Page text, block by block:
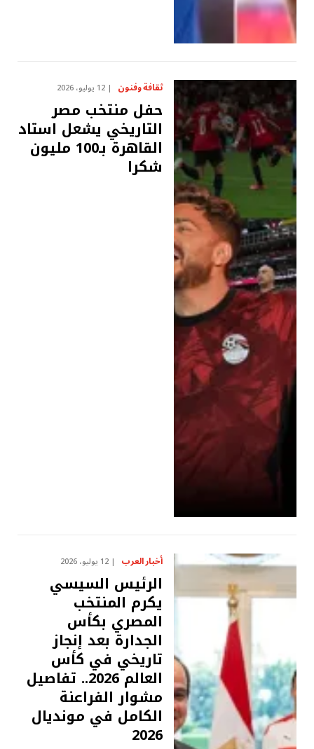
ثقافة وفنون 12 يوليو، 2026
حفل منتخب مصر
التاريخي يشعل استاد
القاهرة بـ100 مليون
شكرا
أخبار العرب 12 يوليو، 2026
الرئيس السيسي
يكرم المنتخب
المصري بكأس
الجدارة بعد إنجاز
تاريخي في كأس
العالم 2026.. تفاصيل
مشوار الفراعنة
الكامل في مونديال
2026